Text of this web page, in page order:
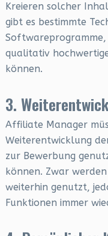
Kreieren solcher
gibt es bestimmte
qualitativ
können.
3.
Affiliate Manager
Weiterentwicklung
zur Bewerbung
können. Zwar
weiterhin genutzt,
Funktionen immer